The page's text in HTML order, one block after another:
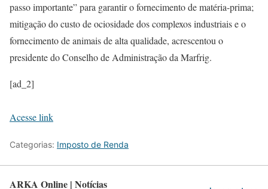
passo importante” para garantir o fornecimento de matéria-prima;
mitigação do custo de ociosidade dos complexos industriais e o
fornecimento de animais de alta qualidade, acrescentou o
presidente do Conselho de Administração da Marfrig.
[ad_2]
Acesse link
Categorias: Imposto de Renda
ARKA Online | Notícias